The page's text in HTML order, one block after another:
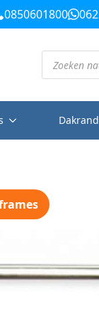
0850601800
Producten
zoeken